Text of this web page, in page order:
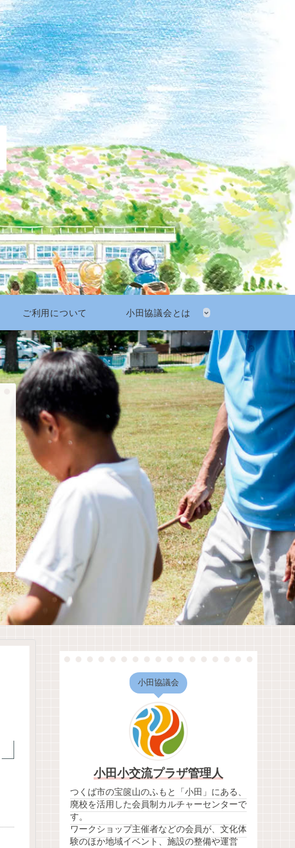
ご利用について 小田協議会とは
小田協議会
小田小交流プラザ管理人
つくば市の宝篋山のふもと「小田」にある、
廃校を活用した会員制カルチャーセンターで
す。
ワークショップ主催者などの会員が、文化体
験のほか地域イベント、施設の整備や運営